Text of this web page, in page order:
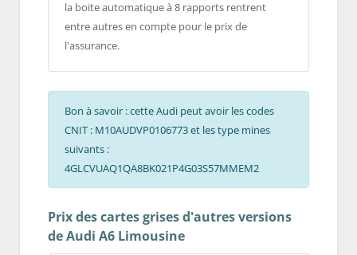
la boite automatique à 8 rapports rentrent
entre autres en compte pour le prix de
l'assurance.
Bon à savoir : cette Audi peut avoir les codes
CNIT : M10AUDVP0106773 et les type mines
suivants :
4GLCVUAQ1QA8BK021P4G03S57MMEM2
Prix des cartes grises d'autres versions
de Audi A6 Limousine